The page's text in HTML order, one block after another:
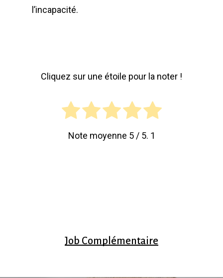
l’incapacité.
Cliquez sur une étoile pour la noter !
Note moyenne 5/ 5. 1
Job Complémentaire